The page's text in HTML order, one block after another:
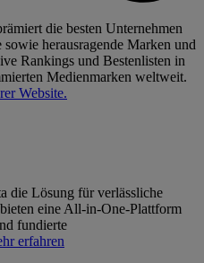
die besten Unternehmen
herausragende Marken und
Rankings und Bestenlisten in
Medienmarken weltweit.
Website.
die Lösung für verlässliche
eine All-in-One-Plattform
fundierte
erfahren